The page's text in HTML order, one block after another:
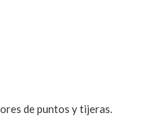
de puntos y tijeras.